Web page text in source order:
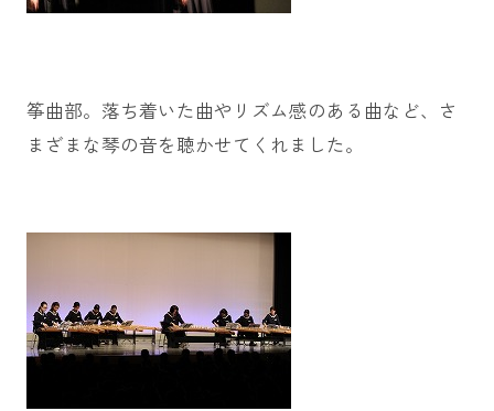
筝曲部。落ち着いた曲やリズム感のある曲など、さ
まざまな琴の音を聴かせてくれました。